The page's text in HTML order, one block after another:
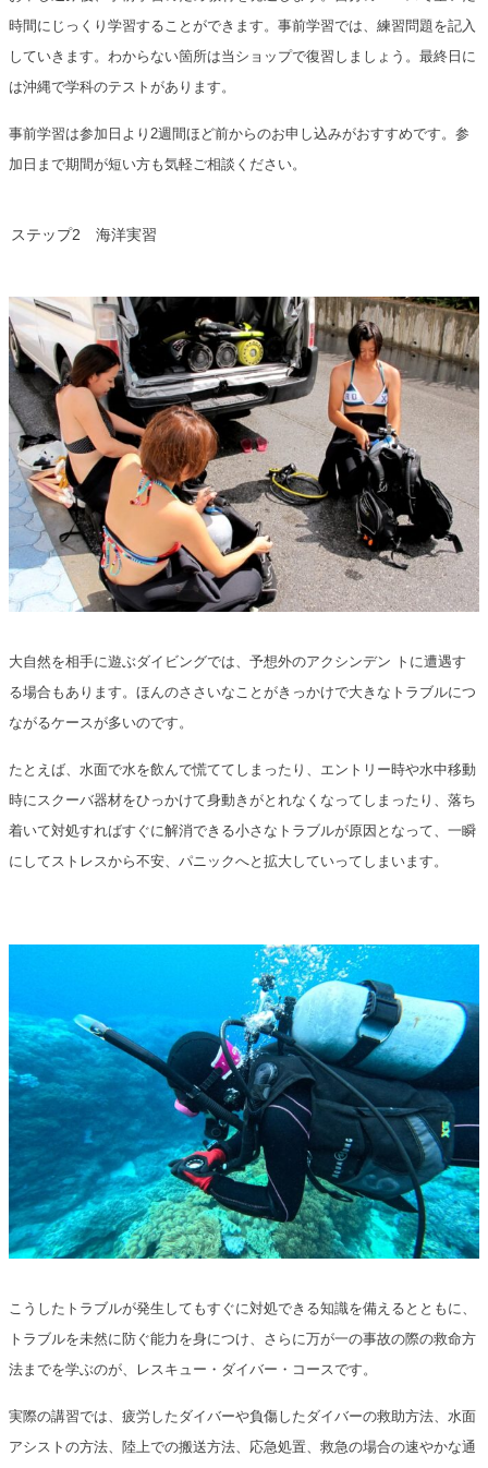
時間にじっくり学習することができます。事前学習では、練習問題を記入
していきます。わからない箇所は当ショップで復習しましょう。最終日に
は沖縄で学科のテストがあります。
事前学習は参加日より2週間ほど前からのお申し込みがおすすめです。参
加日まで期間が短い方も気軽ご相談ください。
ステップ2 海洋実習
大自然を相手に遊ぶダイビングでは、予想外のアクシンデン トに遭遇す
る場合もあります。ほんのささいなことがきっかけで大きなトラブルにつ
ながるケースが多いのです。
たとえば、水面で水を飲んで慌ててしまったり、エントリー時や水中移動
時にスクーバ器材をひっかけて身動きがとれなくなってしまったり、落ち
着いて対処すればすぐに解消できる小さなトラブルが原因となって、一瞬
にしてストレスから不安、パニックへと拡大していってしまいます。
こうしたトラブルが発生してもすぐに対処できる知識を備えるとともに、
トラブルを未然に防ぐ能力を身につけ、さらに万が一の事故の際の救命方
法までを学ぶのが、レスキュー・ダイバー・コースです。
実際の講習では、疲労したダイバーや負傷したダイバーの救助方法、水面
アシストの方法、陸上での搬送方法、応急処置、救急の場合の速やかな通